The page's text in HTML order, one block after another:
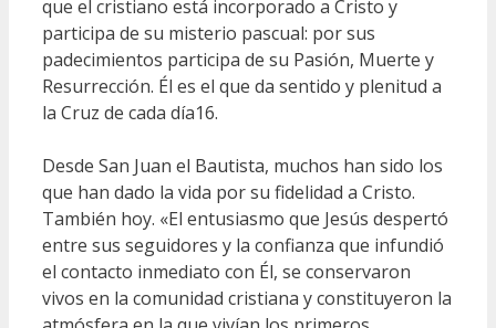
que el cristiano está incorporado a Cristo y
participa de su misterio pascual: por sus
padecimientos participa de su Pasión, Muerte y
Resurrección. Él es el que da sentido y plenitud a
la Cruz de cada día16.
Desde San Juan el Bautista, muchos han sido los
que han dado la vida por su fidelidad a Cristo.
También hoy. «El entusiasmo que Jesús despertó
entre sus seguidores y la confianza que infundió
el contacto inmediato con Él, se conservaron
vivos en la comunidad cristiana y constituyeron la